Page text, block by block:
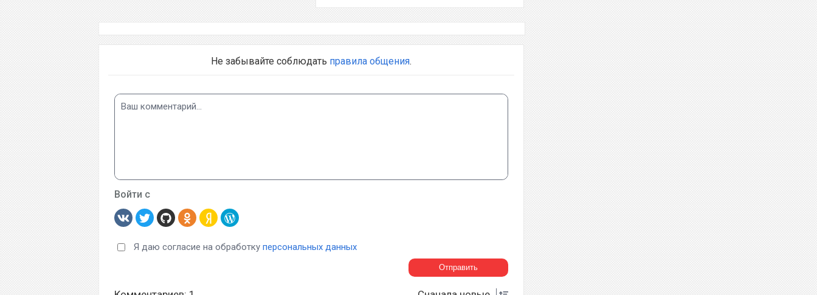
Не забывайте соблюдать правила общения.
Войти с
Я даю согласие на обработку персональных данных